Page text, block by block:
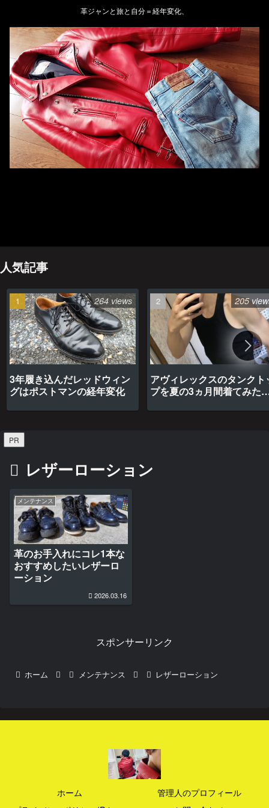
革ジャンと旅と自分＝経年変化、
人気記事
3年履き込んだレッドウィン
グはポストマンの経年変化
264 views
アヴィレックスのタンクト
プを夏の3ヵ月間着てみた
205
PR
レザーローション
メンテナンス
革のお手入れにコレ1本な
おすすめしたいレザーロ
ーション
2026.03.16
スポンサーリンク
ホーム メンテナンス レザーローション
ホーム
管理人のプロフィール